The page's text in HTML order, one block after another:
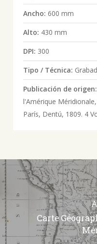
Ancho: 600 mm
Alto: 430 mm
DPI: 300
Tipo / Técnica:
Publicación de origen:
l'Amérique
París, Dentú, 1809. 4
Carte